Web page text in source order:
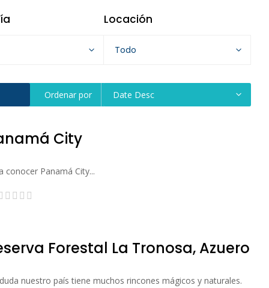
Locación
Todo
Ordenar por Date Desc
City
conocer Panamá City...
Forestal La Tronosa, Azuero
nuestro país tiene muchos rincones mágicos y naturales.